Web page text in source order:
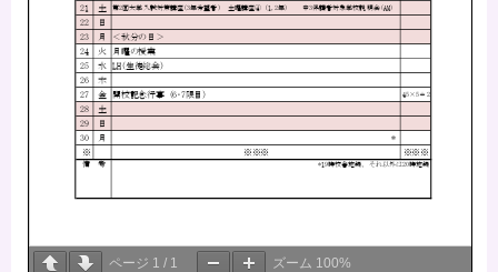
ページ 1 / 1 ズーム 100%